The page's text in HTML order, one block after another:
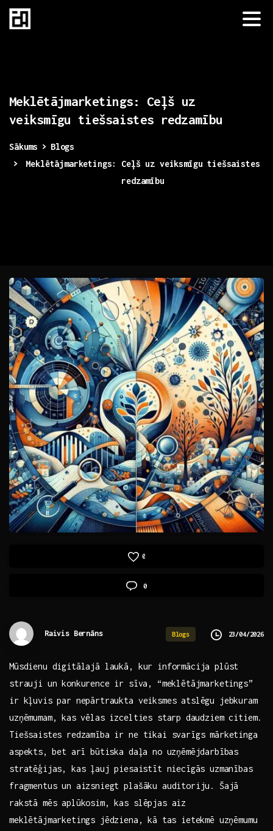
Meklētājmarketings: Ceļš uz
veiksmīgu tiešsaistes redzamību
Sākums
Blogs
Meklētājmarketings: Ceļš uz veiksmīgu tiešsaistes
redzamību
0
0
Raivis Bernāns Blogs 23/04/2026
Mūsdienu digitālajā laukā, ‍kur informācija plūst‍
strauji un konkurence ir ⁢sīva, “meklētājmarketings”
‍ir kļuvis par nepārtraukta veiksmes atslēgu jebkuram
uzņēmumam, ⁣kas vēlas izcelties starp ⁤daudziem citiem.
Tiešsaistes redzamība ir ne tikai svarīgs mārketinga
aspekts,⁤ bet arī būtiska daļa no uzņēmējdarbības
stratēģijas, kas⁣ ļauj piesaistīt niecīgās‍ uzmanības
fragmentus un aizsniegt plašāku auditoriju. Šajā
rakstā mēs aplūkosim, kas slēpjas aiz
meklētājmarketings jēdziena, kā⁢ tas ietekmē uzņēmumu